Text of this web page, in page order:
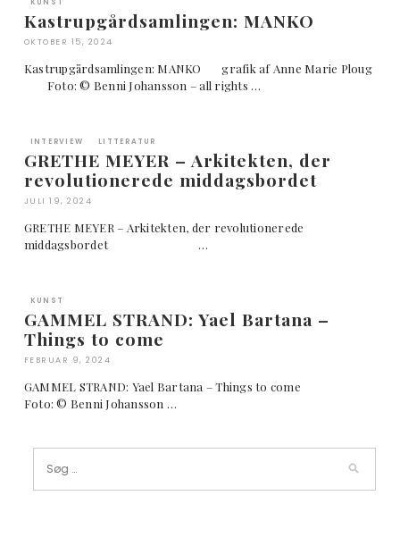
Kastrupgårdsamlingen: MANKO
OKTOBER 15, 2024
Kastrupgårdsamlingen: MANKO grafik af Anne Marie Ploug
Foto: © Benni Johansson – all rights …
INTERVIEW LITTERATUR
GRETHE MEYER – Arkitekten, der
revolutionerede middagsbordet
JULI 19, 2024
GRETHE MEYER – Arkitekten, der revolutionerede
middagsbordet …
KUNST
GAMMEL STRAND: Yael Bartana –
Things to come
FEBRUAR 9, 2024
GAMMEL STRAND: Yael Bartana – Things to come
Foto: © Benni Johansson …